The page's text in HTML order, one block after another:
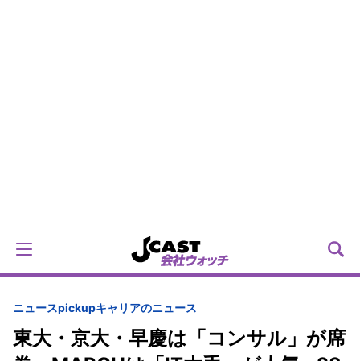
ニュースpickupキャリアのニュース
東大・京大・早慶は「コンサル」が席